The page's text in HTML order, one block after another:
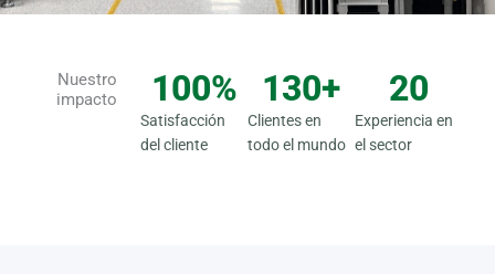
Nuestro
impacto
Satisfacción
del cliente
100%
Clientes en
todo el mundo
130+
Experiencia en
el sector
20